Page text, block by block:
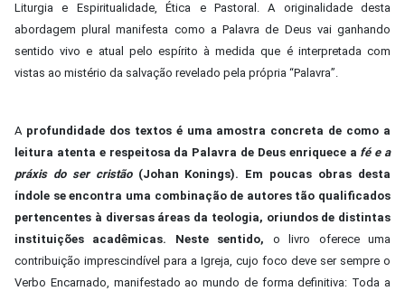
Liturgia e Espiritualidade, Ética e Pastoral. A originalidade desta
abordagem plural manifesta como a Palavra de Deus vai ganhando
sentido vivo e atual pelo espírito à medida que é interpretada com
vistas ao mistério da salvação revelado pela própria “Palavra”.
A profundidade dos textos é uma amostra concreta de como a
leitura atenta e respeitosa da Palavra de Deus enriquece a fé e a
práxis do ser cristão(Johan Konings). Em poucas obras desta
índole se encontra uma combinação de autores tão qualificados
pertencentes à diversas áreas da teologia, oriundos de distintas
instituições acadêmicas. Neste sentido, o livro oferece uma
contribuição imprescindível para a Igreja, cujo foco deve ser sempre o
Verbo Encarnado, manifestado ao mundo de forma definitiva: Toda a